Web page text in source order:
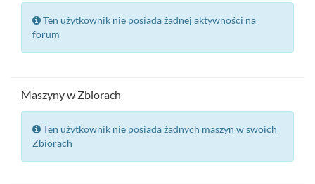
Ten użytkownik nie posiada żadnej aktywności na
forum
Maszyny w Zbiorach
Ten użytkownik nie posiada żadnych maszyn w swoich
Zbiorach